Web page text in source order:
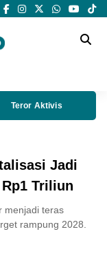
Teror Aktivis
Jadi
Triliun
menjadi teras
rampung 2028.